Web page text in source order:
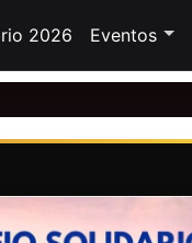
2026 Eventos